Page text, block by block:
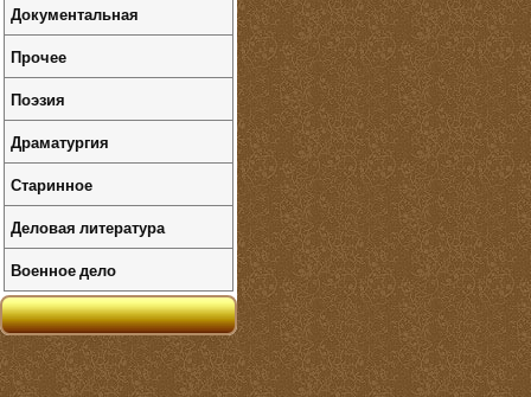
Документальная
Прочее
Поэзия
Драматургия
Старинное
Деловая литература
Военное дело